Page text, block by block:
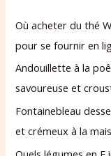
Où acheter du thé
pour se fournir en
Andouillette à la
savoureuse et
Fontainebleau
et crémeux à la